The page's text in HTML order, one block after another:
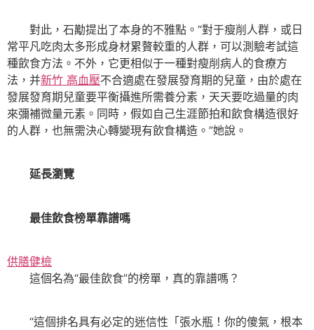
對此，石勱提出了本身的不雅點。“對于瘦削人群，或日
常平凡吃肉太多形成身材累贅較重的人群，可以測驗考試這
種飲食方法。不外，它更相似于一種對瘦削病人的食療方
法，并新竹 高血壓不合適處在發展發育期的兒童，由於處在
發展發育期兒童要平衡攝進所需養分素，天天要吃過量的肉
來彌補微量元素。同時，假如自己生涯節拍和飲食構造很好
的人群，也無需決心轉變現有飲食構造。”她說。
延長瀏覽
最佳飲食榜單靠譜嗎
供膳健檢
這個名為“最佳飲食”的榜單，真的靠譜嗎？
“這個排名具有必定的迷信性「張水瓶！你的傻氣，根本